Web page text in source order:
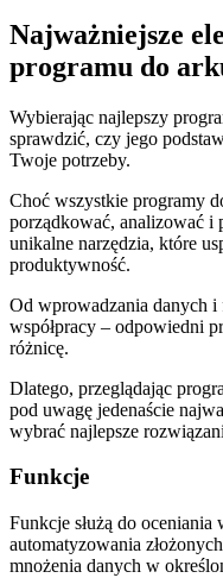
Najważniejsze
programu do
Wybierając najlepszy
sprawdzić, czy jego
Twoje potrzeby.
Choć wszystkie programy
porządkować, analizować i
unikalne narzędzia, które
produktywność.
Od wprowadzania danych i
współpracy – odpowiedni
różnicę.
Dlatego, przeglądając
pod uwagę jedenaście
wybrać najlepsze
Funkcje
Funkcje służą do
automatyzowania
mnożenia danych w